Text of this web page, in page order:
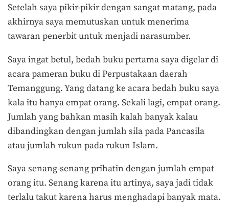
Setelah saya pikir-pikir dengan sangat matang, pada
akhirnya saya memutuskan untuk menerima
tawaran penerbit untuk menjadi narasumber.
Saya ingat betul, bedah buku pertama saya digelar di
acara pameran buku di Perpustakaan daerah
Temanggung. Yang datang ke acara bedah buku saya
kala itu hanya empat orang. Sekali lagi, empat orang.
Jumlah yang bahkan masih kalah banyak kalau
dibandingkan dengan jumlah sila pada Pancasila
atau jumlah rukun pada rukun Islam.
Saya senang-senang prihatin dengan jumlah empat
orang itu. Senang karena itu artinya, saya jadi tidak
terlalu takut karena harus menghadapi banyak mata.